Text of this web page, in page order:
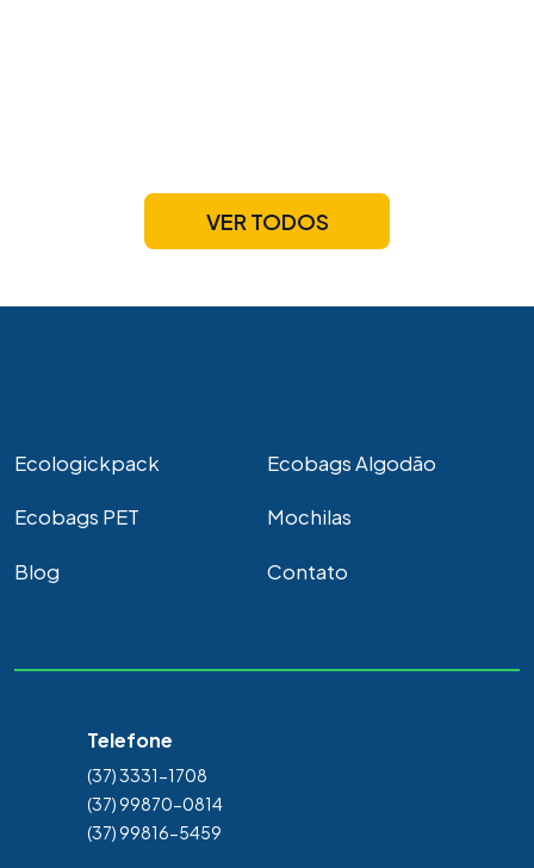
VER TODOS
Ecologickpack Ecobags Algodão
Ecobags PET Mochilas
Blog Contato
Telefone
(37) 3331-1708
(37) 99870-0814
(37) 99816-5459